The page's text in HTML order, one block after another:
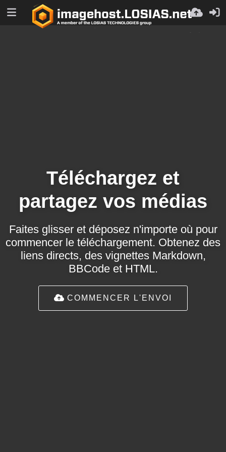
Téléchargez et
partagez vos médias
Faites glisser et déposez n'importe où pour
commencer le téléchargement. Obtenez des
liens directs, des vignettes Markdown,
BBCode et HTML.
COMMENCER L'ENVOI